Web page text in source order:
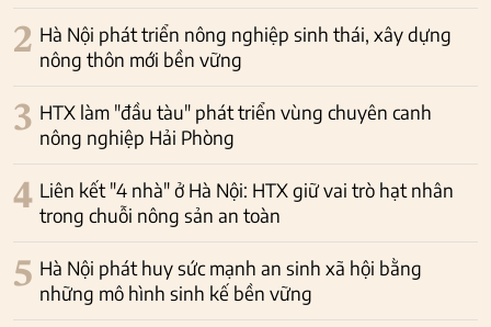
2 Hà Nội phát triển nông nghiệp sinh thái, xây dựng
nông thôn mới bền vững
3 HTX làm "đầu tàu" phát triển vùng chuyên canh
nông nghiệp Hải Phòng
4 Liên kết "4 nhà" ở Hà Nội: HTX giữ vai trò hạt nhân
trong chuỗi nông sản an toàn
5 Hà Nội phát huy sức mạnh an sinh xã hội bằng
những mô hình sinh kế bền vững